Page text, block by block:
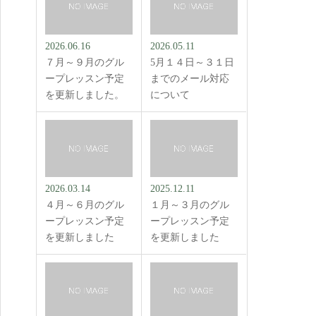
2026.06.16
７月～９月のグル
ープレッスン予定
を更新しました。
2026.05.11
5月１４日～３１日
までのメール対応
について
2026.03.14
４月～６月のグル
ープレッスン予定
を更新しました
2025.12.11
１月～３月のグル
ープレッスン予定
を更新しました